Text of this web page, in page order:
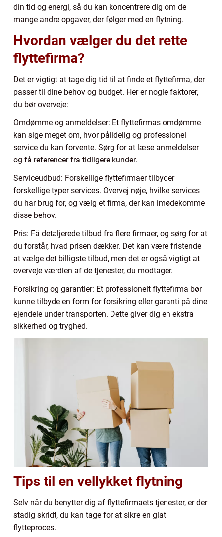
din tid og energi, så du kan koncentrere dig om de
mange andre opgaver, der følger med en flytning.
Hvordan vælger du det rette
flyttefirma?
Det er vigtigt at tage dig tid til at finde et flyttefirma, der
passer til dine behov og budget. Her er nogle faktorer,
du bør overveje:
Omdømme og anmeldelser: Et flyttefirmas omdømme
kan sige meget om, hvor pålidelig og professionel
service du kan forvente. Sørg for at læse anmeldelser
og få referencer fra tidligere kunder.
Serviceudbud: Forskellige flyttefirmaer tilbyder
forskellige typer services. Overvej nøje, hvilke services
du har brug for, og vælg et firma, der kan imødekomme
disse behov.
Pris: Få detaljerede tilbud fra flere firmaer, og sørg for at
du forstår, hvad prisen dækker. Det kan være fristende
at vælge det billigste tilbud, men det er også vigtigt at
overveje værdien af de tjenester, du modtager.
Forsikring og garantier: Et professionelt flyttefirma bør
kunne tilbyde en form for forsikring eller garanti på dine
ejendele under transporten. Dette giver dig en ekstra
sikkerhed og tryghed.
Tips til en vellykket flytning
Selv når du benytter dig af flyttefirmaets tjenester, er der
stadig skridt, du kan tage for at sikre en glat
flytteproces.